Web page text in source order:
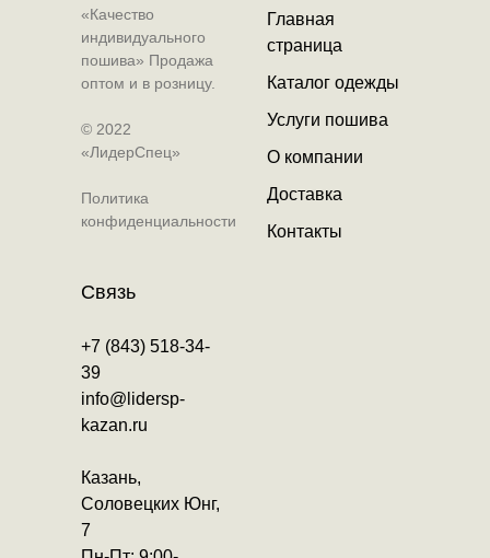
«Качество
индивидуального
пошива» Продажа
оптом и в розницу.
© 2022
«ЛидерСпец»
Политика
конфиденциальности
Главная
страница
Каталог одежды
Услуги пошива
О компании
Доставка
Контакты
Связь
+7 (843) 518-34-
39
info@lidersp-
kazan.ru
Казань,
Соловецких Юнг,
7